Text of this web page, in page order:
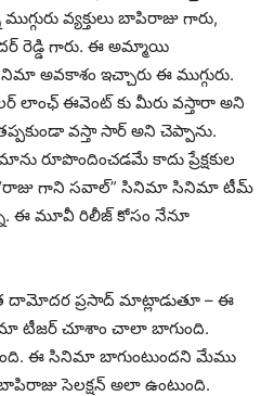
వ్యక్తులు బాపిరాజు గారు,
రెడ్డి గారు. ఈ అమ్మాయి
అవకాశం ఇచ్చారు ఈ ముగ్గురు.
లాంఛ్ ఈవెంట్ కు మీరు వస్తారా అని
వస్తా సార్ అని చెప్పాను.
రూపొందించడమే కాదు ప్రేక్షకుల
“రాజు గాని సవాల్” సినిమా సినిమా టీమ్
ఈ మూవీ రిలీజ్ కోసం నేనూ
దామోదర ప్రసాద్ మాట్లాడుతూ – ఈ
టీజర్ చూశాం చాలా బాగుంది.
ఈ సినిమా బాగుంటుందని మేము
సెలక్షన్ అలా ఉంటుంది.